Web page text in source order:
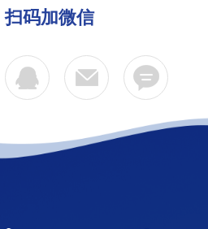
扫码加微信